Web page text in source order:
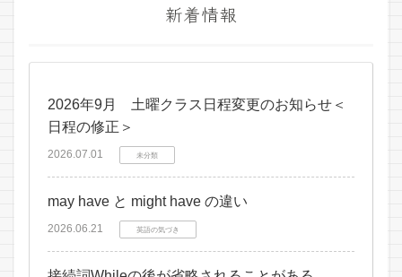
新着情報
2026年9月 土曜クラス日程変更のお知らせ＜
日程の修正＞
2026.07.01 未分類
may have と might have の違い
2026.06.21 英語の気づき